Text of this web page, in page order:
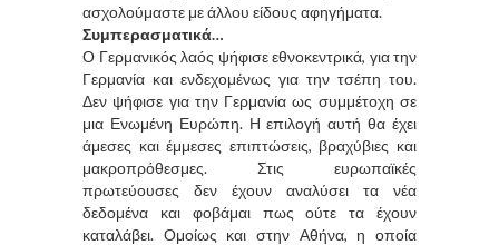
ασχολούμαστε με άλλου είδους αφηγήματα.
Συμπερασματικά…
Ο Γερμανικός λαός ψήφισε εθνοκεντρικά, για την
Γερμανία και ενδεχομένως για την τσέπη του.
Δεν ψήφισε για την Γερμανία ως συμμέτοχη σε
μια Ενωμένη Ευρώπη. Η επιλογή αυτή θα έχει
άμεσες και έμμεσες επιπτώσεις, βραχύβιες και
μακροπρόθεσμες. Στις ευρωπαϊκές
πρωτεύουσες δεν έχουν αναλύσει τα νέα
δεδομένα και φοβάμαι πως ούτε τα έχουν
καταλάβει. Ομοίως και στην Αθήνα, η οποία